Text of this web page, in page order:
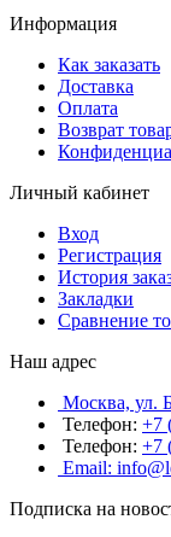
Информация
Как заказать
Доставка
Оплата
Возврат
Личный кабинет
Вход
Регистрация
История
Закладки
Сравнение
Наш адрес
Москва, ул.
Телефон: +7
Телефон: +7
Email:
Подписка на